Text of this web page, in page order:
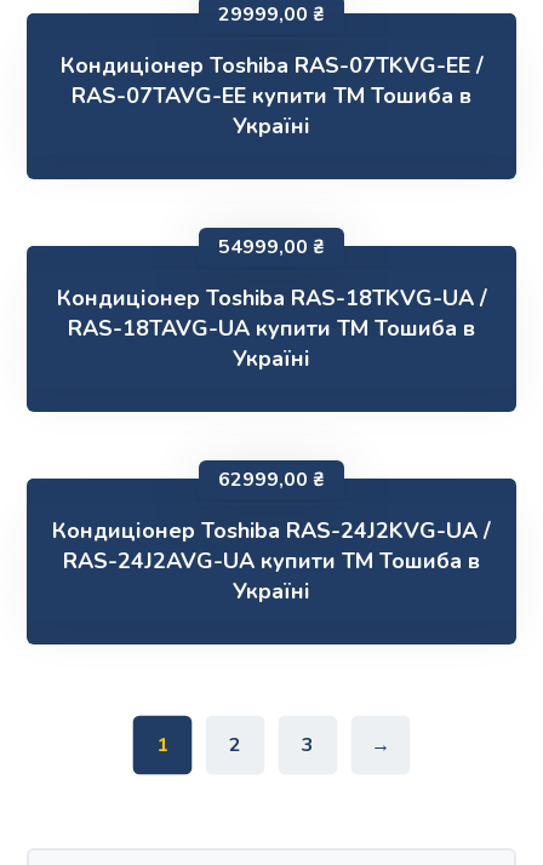
Кондиціонер Toshiba RAS-07TKVG-EE /
RAS-07TAVG-EE купити ТМ Тошиба в
Україні
29999,00 ₴
Кондиціонер Toshiba RAS-18TKVG-UA /
RAS-18TAVG-UA купити ТМ Тошиба в
Україні
54999,00 ₴
Кондиціонер Toshiba RAS-24J2KVG-UA /
RAS-24J2AVG-UA купити ТМ Тошиба в
Україні
62999,00 ₴
1 2 3 →